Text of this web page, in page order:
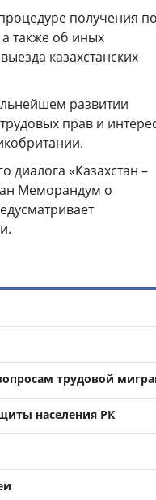
получения
также об иных
казахстанских
развитии
прав и
диалога «Казахстан –
Меморандум о
трудовой
населения РК